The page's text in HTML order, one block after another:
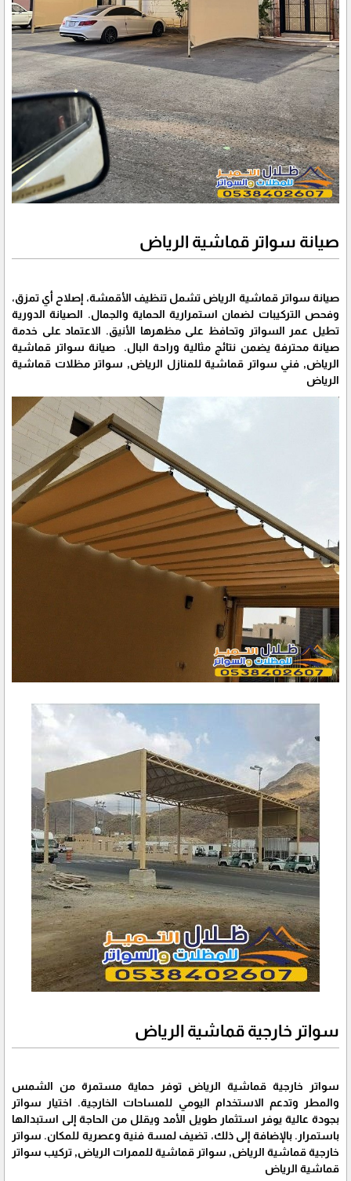
صيانة سواتر قماشية الرياض
صيانة سواتر قماشية الرياض تشمل تنظيف الأقمشة، إصلاح أي تمزق،
وفحص التركيبات لضمان استمرارية الحماية والجمال. الصيانة الدورية
تطيل عمر السواتر وتحافظ على مظهرها الأنيق. الاعتماد على خدمة
صيانة محترفة يضمن نتائج مثالية وراحة البال. صيانة سواتر قماشية
الرياض, فني سواتر قماشية للمنازل الرياض, سواتر مظلات قماشية
الرياض
سواتر خارجية قماشية الرياض
سواتر خارجية قماشية الرياض توفر حماية مستمرة من الشمس
والمطر وتدعم الاستخدام اليومي للمساحات الخارجية. اختيار سواتر
بجودة عالية يوفر استثمار طويل الأمد ويقلل من الحاجة إلى استبدالها
باستمرار. بالإضافة إلى ذلك، تضيف لمسة فنية وعصرية للمكان. سواتر
خارجية قماشية الرياض, سواتر قماشية للممرات الرياض, تركيب سواتر
قماشية الرياض